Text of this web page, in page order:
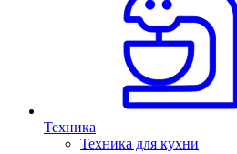
Техника
Техника для кухни